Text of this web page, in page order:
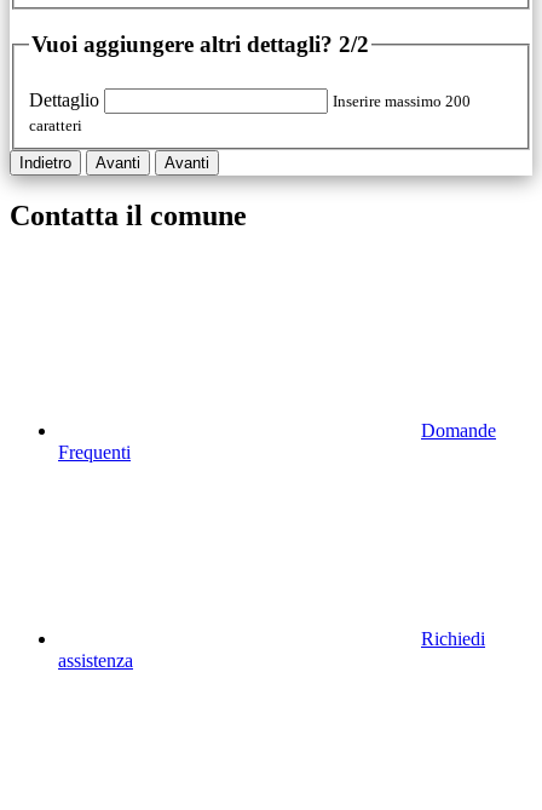
Vuoi aggiungere altri dettagli? 2/2
Dettaglio
Inserire massimo 200
caratteri
Indietro Avanti Avanti
Contatta il comune
Domande
Frequenti
Richiedi
assistenza